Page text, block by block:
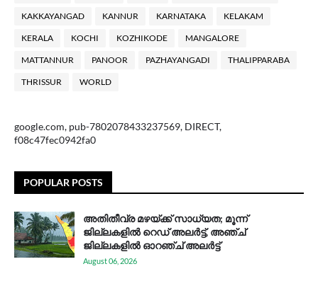
KAKKAYANGAD KANNUR KARNATAKA KELAKAM
KERALA KOCHI KOZHIKODE MANGALORE
MATTANNUR PANOOR PAZHAYANGADI THALIPPARABA
THRISSUR WORLD
google.com, pub-7802078433237569, DIRECT,
f08c47fec0942fa0
POPULAR POSTS
അതിതീവ്ര മഴയ്ക്ക് സാധ്യത; മൂന്ന്
ജില്ലകളിൽ റെഡ് അലർട്ട്, അഞ്ച്
ജില്ലകളിൽ ഓറഞ്ച് അലർട്ട്
August 06, 2026